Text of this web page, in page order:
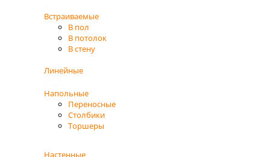
Встраиваемые
В пол
В потолок
В стену
Линейные
Напольные
Переносные
Столбики
Торшеры
Настенные